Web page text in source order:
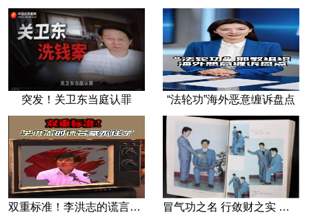
突发！关卫东当庭认罪 “法轮功”海外恶意缠诉盘点
双重标准！李洪志的谎言藏不住了 冒气功之名 行敛财之实 张宏堡义女“小倩”团伙覆灭记